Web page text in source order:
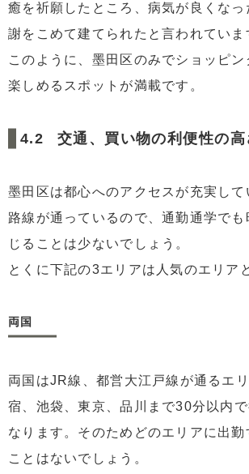
癒を祈願したところ、病気が良くなっ
謝をこめて建てられたと言われていま
このように、墨田区のみでショッピ
楽しめるスポットが満載です。
交通、買い物の利便性の高
墨田区は都心へのアクセスが充実して
路線が通っているので、通勤通学で
じることは少ないでしょう。
とくに下記の3エリアは人気のエリア
両国
両国はJR線、都営大江戸線が通るエ
宿、池袋、東京、品川まで30分以内
なります。そのためどのエリアに出勤
ことはないでしょう。